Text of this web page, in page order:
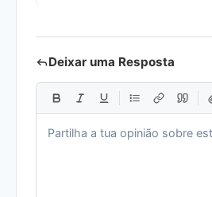
Deixar uma Resposta